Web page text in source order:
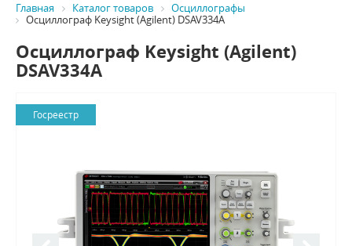
Главная Каталог товаров
Осциллографы
Осциллограф Keysight (Agilent) DSAV334A
Осциллограф Keysight (Agilent)
DSAV334A
Госреестр